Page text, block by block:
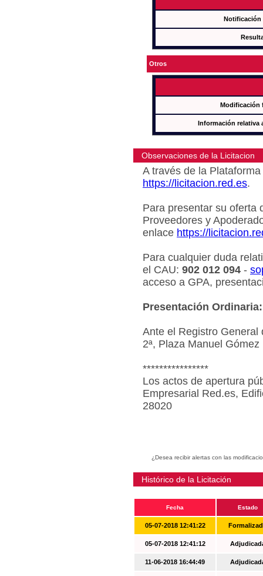
Notificación
Otros
Modificación
Información relativa
Observaciones de la Licitacion
A través de la
https://licitacion.red.es.
Para presentar su oferta
Proveedores y
enlace https://
Para cualquier duda
el CAU: 902 012 094 -
acceso a GPA,
Presentación Ordinaria:
Ante el Registro General
2ª, Plaza Manuel
****************
Los actos de apertura
Empresarial Red.es,
28020
¿Desea recibir alertas con las
Histórico de la Licitación
Fecha Estado
05-07-2018 12:41:22
05-07-2018 12:41:12
11-06-2018 16:44:49